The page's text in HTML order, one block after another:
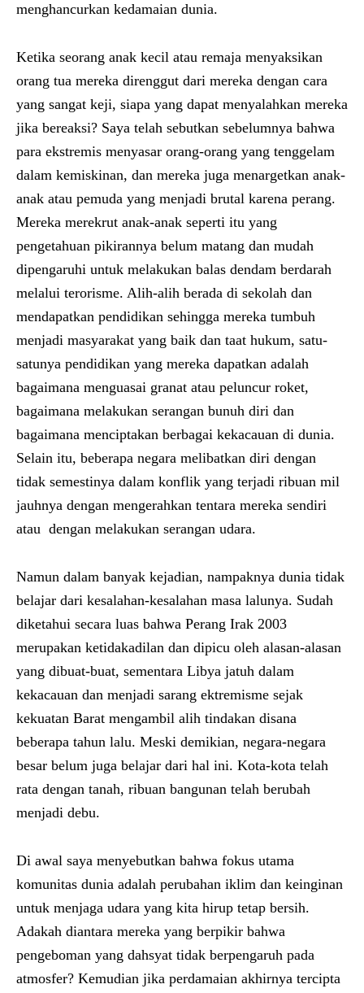
menghancurkan kedamaian dunia.
Ketika seorang anak kecil atau remaja menyaksikan
orang tua mereka direnggut dari mereka dengan cara
yang sangat keji, siapa yang dapat menyalahkan mereka
jika bereaksi? Saya telah sebutkan sebelumnya bahwa
para ekstremis menyasar orang-orang yang tenggelam
dalam kemiskinan, dan mereka juga menargetkan anak-
anak atau pemuda yang menjadi brutal karena perang.
Mereka merekrut anak-anak seperti itu yang
pengetahuan pikirannya belum matang dan mudah
dipengaruhi untuk melakukan balas dendam berdarah
melalui terorisme. Alih-alih berada di sekolah dan
mendapatkan pendidikan sehingga mereka tumbuh
menjadi masyarakat yang baik dan taat hukum, satu-
satunya pendidikan yang mereka dapatkan adalah
bagaimana menguasai granat atau peluncur roket,
bagaimana melakukan serangan bunuh diri dan
bagaimana menciptakan berbagai kekacauan di dunia.
Selain itu, beberapa negara melibatkan diri dengan
tidak semestinya dalam konflik yang terjadi ribuan mil
jauhnya dengan mengerahkan tentara mereka sendiri
atau dengan melakukan serangan udara.
Namun dalam banyak kejadian, nampaknya dunia tidak
belajar dari kesalahan-kesalahan masa lalunya. Sudah
diketahui secara luas bahwa Perang Irak 2003
merupakan ketidakadilan dan dipicu oleh alasan-alasan
yang dibuat-buat, sementara Libya jatuh dalam
kekacauan dan menjadi sarang ektremisme sejak
kekuatan Barat mengambil alih tindakan disana
beberapa tahun lalu. Meski demikian, negara-negara
besar belum juga belajar dari hal ini. Kota-kota telah
rata dengan tanah, ribuan bangunan telah berubah
menjadi debu.
Di awal saya menyebutkan bahwa fokus utama
komunitas dunia adalah perubahan iklim dan keinginan
untuk menjaga udara yang kita hirup tetap bersih.
Adakah diantara mereka yang berpikir bahwa
pengeboman yang dahsyat tidak berpengaruh pada
atmosfer? Kemudian jika perdamaian akhirnya tercipta